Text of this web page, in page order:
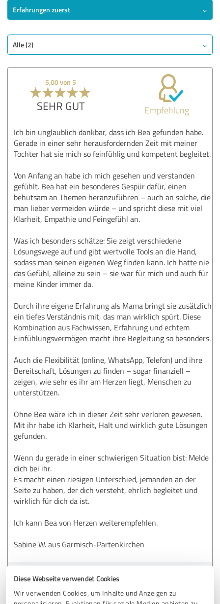
Diese Webseite verwendet Cookies
Wir verwenden Cookies, um Inhalte und Anzeigen zu
Erfahrungen zuerst
Alle (2)
5,00 von 5
SEHR GUT Empfehlung
Ich bin unglaublich dankbar, dass ich Bea gefunden habe.
Gerade in einer sehr herausfordernden Zeit mit meiner
Tochter hat sie mich so feinfühlig und kompetent begleitet.
Von Anfang an habe ich mich gesehen und verstanden
gefühlt. Bea hat ein besonderes Gespür dafür, einen
behutsam an Themen heranzuführen – auch an solche, die
man lieber vermeiden würde – und spricht diese mit viel
Klarheit, Empathie und Feingefühl an.
Was ich besonders schätze: Sie zeigt verschiedene
Lösungswege auf und gibt wertvolle Tools an die Hand,
sodass man seinen eigenen Weg finden kann. Ich hatte nie
das Gefühl, alleine zu sein – sie war für mich und auch für
meine Kinder immer da.
Durch ihre eigene Erfahrung als Mama bringt sie zusätzlich
ein tiefes Verständnis mit, das man wirklich spürt. Diese
Kombination aus Fachwissen, Erfahrung und echtem
Einfühlungsvermögen macht ihre Begleitung so besonders.
Auch die Flexibilität (online, WhatsApp, Telefon) und ihre
Bereitschaft, Lösungen zu finden – sogar finanziell –
zeigen, wie sehr es ihr am Herzen liegt, Menschen zu
unterstützen.
Ohne Bea wäre ich in dieser Zeit sehr verloren gewesen.
Mit ihr habe ich Klarheit, Halt und wirklich gute Lösungen
gefunden.
Wenn du gerade in einer schwierigen Situation bist: Melde
dich bei ihr.
Es macht einen riesigen Unterschied, jemanden an der
Seite zu haben, der dich versteht, ehrlich begleitet und
wirklich für dich da ist.
Ich kann Bea von Herzen weiterempfehlen.
Sabine W. aus Garmisch-Partenkirchen
Erfahrungsbericht & Bewertung zu:
Bea Spohn I Dipl. Päd. I Jugend & Eltern
Beratung